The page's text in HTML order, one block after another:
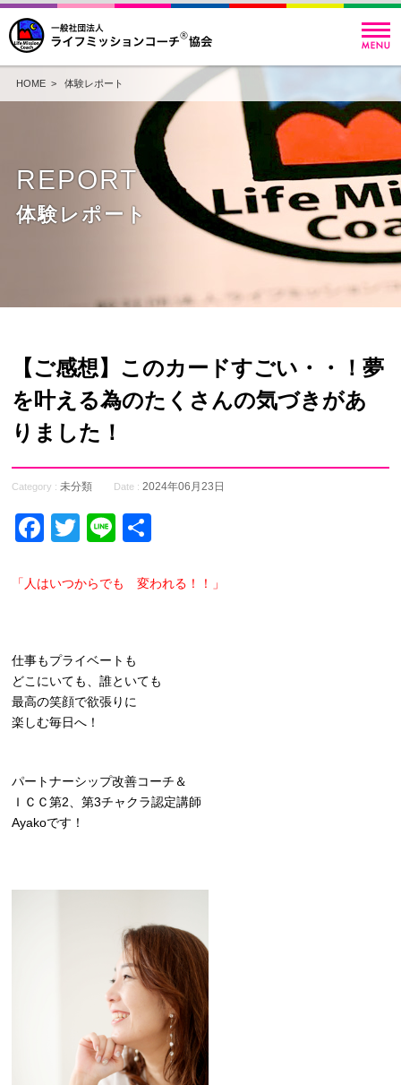
HOME> 体験レポート
REPORT
体験レポート
【ご感想】このカードすごい・・！夢
を叶える為のたくさんの気づきがあ
りました！
Category :未分類 Date : 2024年06月23日
Facebook
Twitter
Line
「人はいつからでも 変われる！！」
仕事もプライベートも
どこにいても、誰といても
最高の笑顔で欲張りに
楽しむ毎日へ！
パートナーシップ改善コーチ＆
ＩＣＣ第2、第3チャクラ認定講師
Ayakoです！